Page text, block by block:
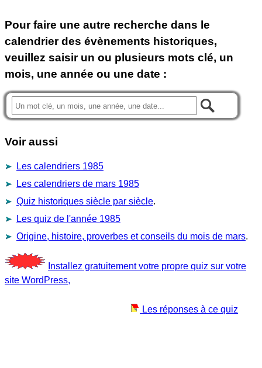
Pour faire une autre recherche dans le
calendrier des évènements historiques,
veuillez saisir un ou plusieurs mots clé, un
mois, une année ou une date :
Voir aussi
Les calendriers 1985
Les calendriers de mars 1985
Quiz historiques siècle par siècle.
Les quiz de l'année 1985
Origine, histoire, proverbes et conseils du mois de mars.
Installez gratuitement votre propre quiz sur votre
site WordPress,
Les réponses à ce quiz